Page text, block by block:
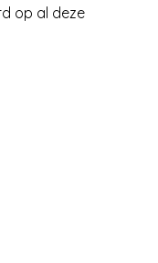
op al deze